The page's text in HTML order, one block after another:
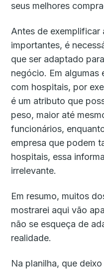
seus melhores
Antes de exemplificar
importantes, é
que ser adaptado
negócio. Em algumas
com hospitais, por
é um atributo que
peso, maior até
funcionários,
empresa que podem
hospitais, essa
irrelevante.
Em resumo, muitos
mostrarei aqui vão
não se esqueça de
realidade.
Na planilha, que